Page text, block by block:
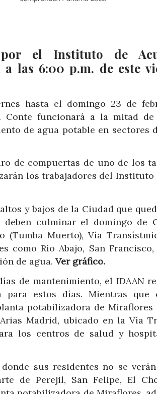
el Instituto de
las 6:00 p.m. de este
hasta el domingo 23 de
funcionará a la mitad de
de agua potable en sectores
de compuertas de uno de los
los trabajadores del Instituto
y bajos de la Ciudad que
culminar el domingo de
(Tumba Muerto), Vía
como Río Abajo, San
de agua. Ver gráfico.
de mantenimiento, el IDAAN
para estos días. Mientras que
potabilizadora de Miraflores
Madrid, ubicado en la Vía
los centros de salud y
sus residentes no se
de Perejil, San Felipe, El